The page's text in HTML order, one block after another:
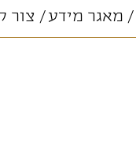
מאגר מידע צור